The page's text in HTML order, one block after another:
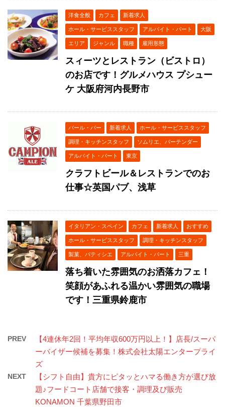
洋食全般 カフェ 新着求人
ホール・サービススタッフ アルバイト・パート 大阪
エリア ジャンル 職種 雇用形態
スィーツとレストラン（ビストロ）
のお店です！グルメハウス プシュー
ケ 大阪府河内長野市
バール・バー 新着求人 ホール・サービススタッフ
調理・キッチンスタッフ ソムリエ、バーテンダー
アルバイト・パート 東京
クラフトビール＆レストランでのお
仕事☆英国パブ、浅草
イタリアン・スペイン カフェ 新着求人 おすすめ
ホール・サービススタッフ 調理・キッチンスタッフ
製菓、パティシエ アルバイト・パート 三重
落ち着いた雰囲気のお洒落カフェ！
笑顔があふれる温かい雰囲気の職場
です！三重県鈴鹿市
PREV
【4連休年2回！平均年収600万円以上！】店長/スーパ
ーバイザー候補を募集！株式会社太陽エンタープライ
ズ
NEXT
【シフト自由】貴方にピタッとハマる働き方が選び放
題♪フードコート店舗で接客・調理及び販売
KONAMON ​千葉県野田市